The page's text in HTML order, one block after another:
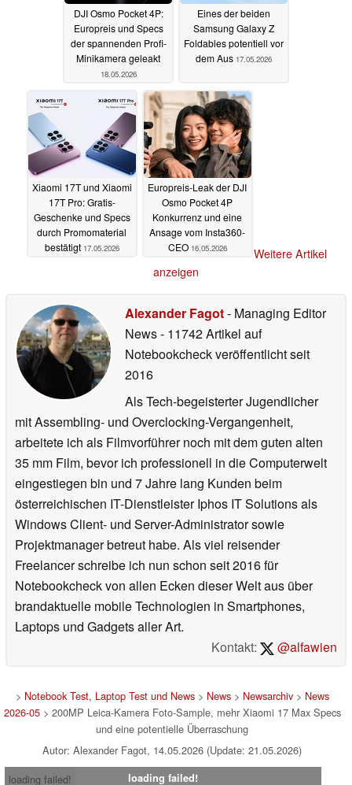
DJI Osmo Pocket 4P:
Europreis und Specs
der spannenden Profi-
Minikamera geleakt
18.05.2026
Eines der beiden
Samsung Galaxy Z
Foldables potentiell vor
dem Aus 17.05.2026
Xiaomi 17T und Xiaomi
17T Pro: Gratis-
Geschenke und Specs
durch Promomaterial
bestätigt 17.05.2026
Europreis-Leak der DJI
Osmo Pocket 4P
Konkurrenz und eine
Ansage vom Insta360-
CEO 16.05.2026
Weitere Artikel
anzeigen
Alexander Fagot- Managing Editor
News- 11742 Artikel auf
Notebookcheck veröffentlichtseit
2016
Als Tech-begeisterter Jugendlicher
mit Assembling- und Overclocking-Vergangenheit,
arbeitete ich als Filmvorführer noch mit dem guten alten
35 mm Film, bevor ich professionell in die Computerwelt
eingestiegen bin und 7 Jahre lang Kunden beim
österreichischen IT-Dienstleister Iphos IT Solutions als
Windows Client- und Server-Administrator sowie
Projektmanager betreut habe. Als viel reisender
Freelancer schreibe ich nun schon seit 2016 für
Notebookcheck von allen Ecken dieser Welt aus über
brandaktuelle mobile Technologien in Smartphones,
Laptops und Gadgets aller Art.
Kontakt:
@alfawien
> Notebook Test, Laptop Test und News> News> Newsarchiv> News
2026-05> 200MP Leica-Kamera Foto-Sample, mehr Xiaomi 17 Max Specs
und eine potentielle Überraschung
Autor: Alexander Fagot, 14.05.2026 (Update: 21.05.2026)
loading failed!
loading failed!